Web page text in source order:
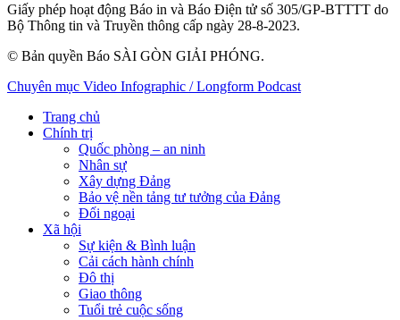
Giấy phép hoạt động Báo in và Báo Điện tử số 305/GP-BTTTT do
Bộ Thông tin và Truyền thông cấp ngày 28-8-2023.
© Bản quyền Báo SÀI GÒN GIẢI PHÓNG.
Chuyên mục Video Infographic / Longform Podcast
Trang chủ
Chính trị
Quốc phòng – an ninh
Nhân sự
Xây dựng Đảng
Bảo vệ nền tảng tư tưởng của Đảng
Đối ngoại
Xã hội
Sự kiện & Bình luận
Cải cách hành chính
Đô thị
Giao thông
Tuổi trẻ cuộc sống